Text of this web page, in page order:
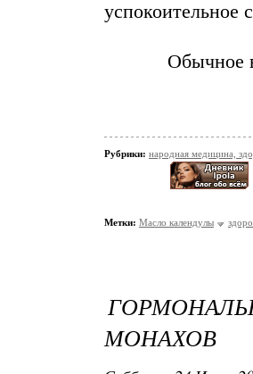
успокоительное
Обычное
Рубрики: народная медицина,
Метки: Масло календулы
МОНАХОВ